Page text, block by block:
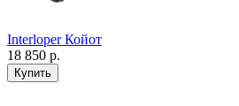
Interloper Койот
18 850 р.